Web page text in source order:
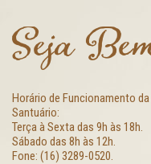
Seja
Horário de Funcionamento
Santuário:
Terça à Sexta das 9h às 18h.
Sábado das 8h às 12h.
Fone: (16) 3289-0520.